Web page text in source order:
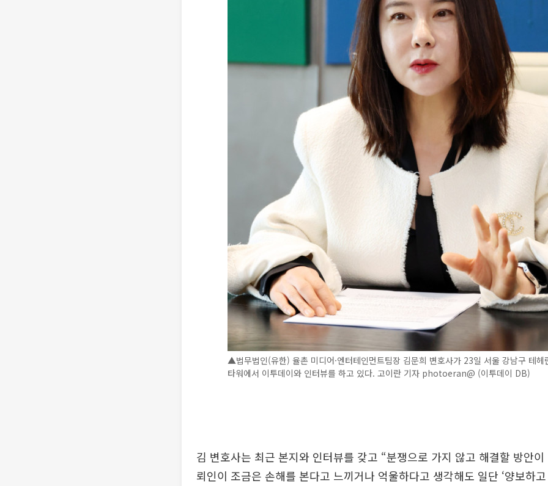
▲법무법인(유한) 율촌 미디어·엔터테인먼트팀장 김문희 변호사가 23일 서울 강남구 테헤
타워에서 이투데이와 인터뷰를 하고 있다. 고이란 기자 photoeran@ (이투데이 DB)
김 변호사는 최근 본지와 인터뷰를 갖고 “분쟁으로 가지 않고 해결할 방안
뢰인이 조금은 손해를 본다고 느끼거나 억울하다고 생각해도 일단 ‘양보하